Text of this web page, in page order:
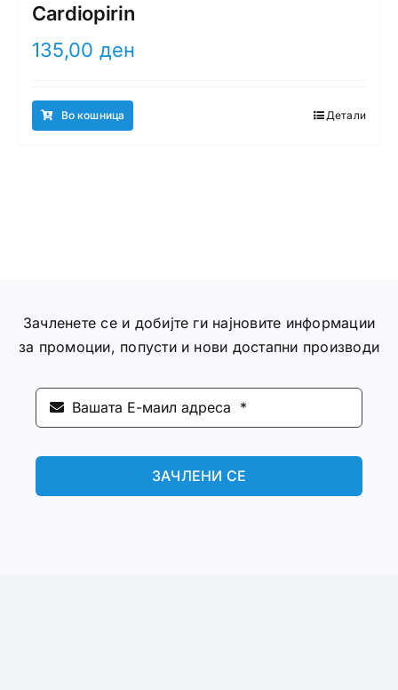
Cardiopirin
135,00 ден
Во кошница Детали
Зачленете се и добијте ги најновите информации
за промоции, попусти и нови достапни производи
ЗАЧЛЕНИ СЕ